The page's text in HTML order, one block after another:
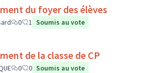
du foyer des élèves
0 1 Soumis au vote
de la classe de CP
0 0 Soumis au vote